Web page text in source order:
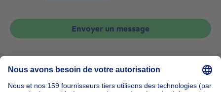
Envoyer un message